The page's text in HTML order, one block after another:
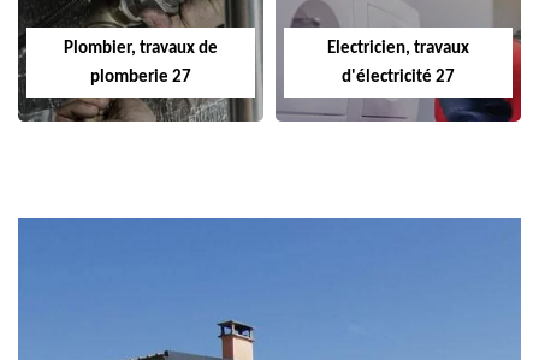
Plombier, travaux de
plomberie 27
Electricien, travaux
d'électricité 27